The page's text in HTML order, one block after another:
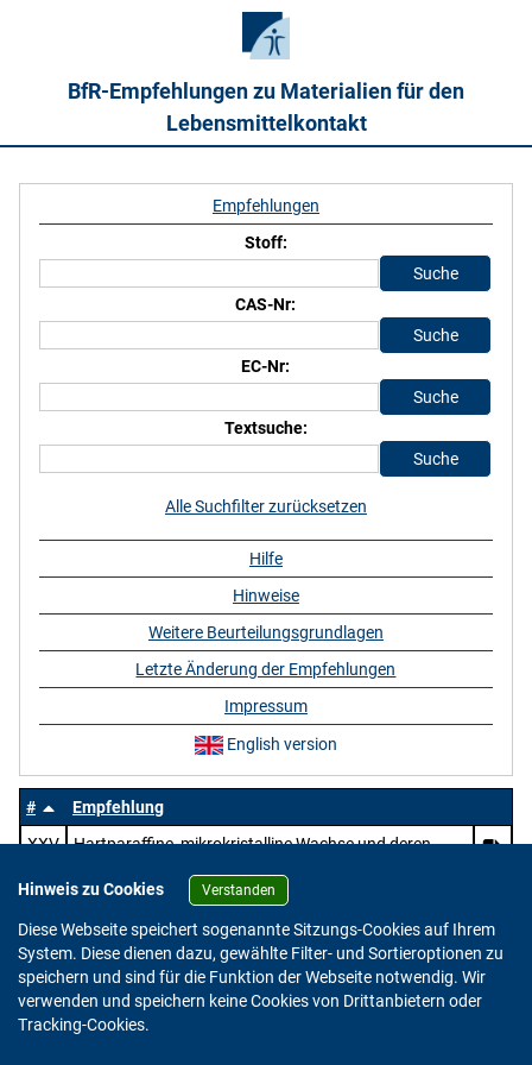
BfR-Empfehlungen zu Materialien für den
Lebensmittelkontakt
#
Empfehlung
XXV
Hartparaffine, mikrokristalline Wachse und deren
sowie natürliche Wachse
Empfehlungen
Stoff:
CAS-Nr:
EC-Nr:
Textsuche:
Alle Suchfilter zurücksetzen
Hilfe
Hinweise
Weitere Beurteilungsgrundlagen
Letzte Änderung der Empfehlungen
Impressum
English version
Hinweis zu Cookies Verstanden
Diese Webseite speichert sogenannte Sitzungs-Cookies auf Ihrem
System. Diese dienen dazu, gewählte Filter- und Sortieroptionen zu
speichern und sind für die Funktion der Webseite notwendig. Wir
verwenden und speichern keine Cookies von Drittanbietern oder
Tracking-Cookies.